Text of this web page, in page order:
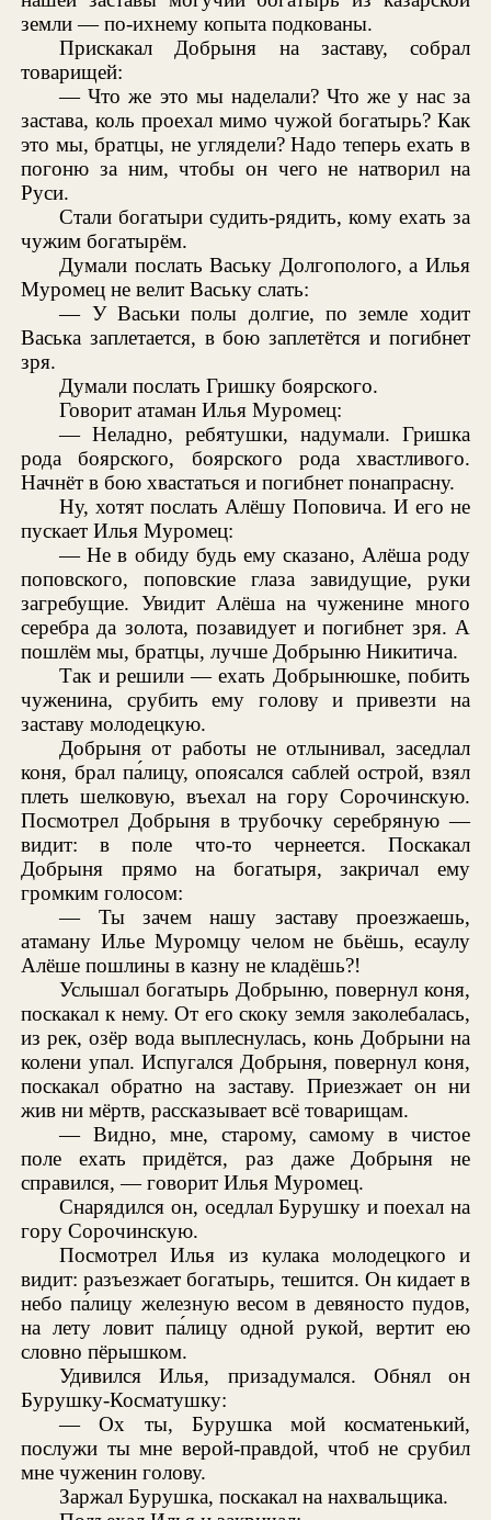
земли — по-ихнему копыта подкованы.
Прискакал Добрыня на заставу, собрал
товарищей:
— Что же это мы наделали? Что же у нас за
застава, коль проехал мимо чужой богатырь? Как
это мы, братцы, не углядели? Надо теперь ехать в
погоню за ним, чтобы он чего не натворил на
Руси.
Стали богатыри судить-рядить, кому ехать за
чужим богатырём.
Думали послать Ваську Долгополого, а Илья
Муромец не велит Ваську слать:
— У Васьки полы долгие, по земле ходит
Васька заплетается, в бою заплетётся и погибнет
зря.
Думали послать Гришку боярского.
Говорит атаман Илья Муромец:
— Неладно, ребятушки, надумали. Гришка
рода боярского, боярского рода хвастливого.
Начнёт в бою хвастаться и погибнет понапрасну.
Ну, хотят послать Алёшу Поповича. И его не
пускает Илья Муромец:
— Не в обиду будь ему сказано, Алёша роду
поповского, поповские глаза завидущие, руки
загребущие. Увидит Алёша на чуженине много
серебра да золота, позавидует и погибнет зря. А
пошлём мы, братцы, лучше Добрыню Никитича.
Так и решили — ехать Добрынюшке, побить
чуженина, срубить ему голову и привезти на
заставу молодецкую.
Добрыня от работы не отлынивал, заседлал
коня, брал па́лицу, опоясался саблей острой, взял
плеть шелковую, въехал на гору Сорочинскую.
Посмотрел Добрыня в трубочку серебряную —
видит: в поле что-то чернеется. Поскакал
Добрыня прямо на богатыря, закричал ему
громким голосом:
— Ты зачем нашу заставу проезжаешь,
атаману Илье Муромцу челом не бьёшь, есаулу
Алёше пошлины в казну не кладёшь?!
Услышал богатырь Добрыню, повернул коня,
поскакал к нему. От его скоку земля заколебалась,
из рек, озёр вода выплеснулась, конь Добрыни на
колени упал. Испугался Добрыня, повернул коня,
поскакал обратно на заставу. Приезжает он ни
жив ни мёртв, рассказывает всё товарищам.
— Видно, мне, старому, самому в чистое
поле ехать придётся, раз даже Добрыня не
справился, — говорит Илья Муромец.
Снарядился он, оседлал Бурушку и поехал на
гору Сорочинскую.
Посмотрел Илья из кулака молодецкого и
видит: разъезжает богатырь, тешится. Он кидает в
небо па́лицу железную весом в девяносто пудов,
на лету ловит па́лицу одной рукой, вертит ею
словно пёрышком.
Удивился Илья, призадумался. Обнял он
Бурушку-Косматушку:
— Ох ты, Бурушка мой косматенький,
послужи ты мне верой-правдой, чтоб не срубил
мне чуженин голову.
Заржал Бурушка, поскакал на нахвальщика.